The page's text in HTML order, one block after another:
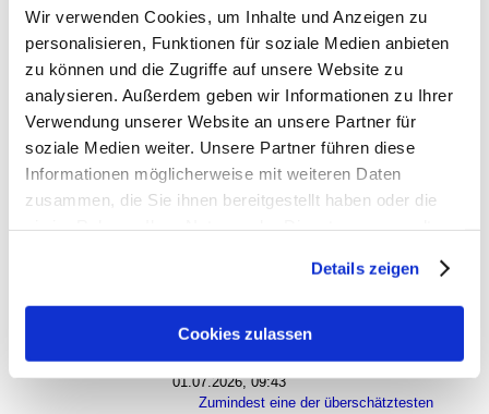
Wir verwenden Cookies, um Inhalte und Anzeigen zu
personalisieren, Funktionen für soziale Medien anbieten
zu können und die Zugriffe auf unsere Website zu
analysieren. Außerdem geben wir Informationen zu Ihrer
Verwendung unserer Website an unsere Partner für
soziale Medien weiter. Unsere Partner führen diese
Informationen möglicherweise mit weiteren Daten
zusammen, die Sie ihnen bereitgestellt haben oder die
Sie unsere Webseite weiterhin nutzen.
Details zeigen
Cookies zulassen
tomtom
30.06.2026, 09:05
"Eine der schwächsten deutschen Nationalmannschaften"
Amafan, The English,30.06.2026, 12:00
"Eine der schwächsten deutschen Nationalmannschaften"
-Kraiburger ,30.06.2026, 14:16
Zumindest eine der überschätztesten
Nationalmannschaften"
30.06.2026, 16:26
Zumindest eine der überschätztesten
Nationalmannschaften"-Nik , 30.06.2026, 16:50
Zumindest eine der überschätztesten
Zumindest eine der überschätztesten
Nationalmannschaften"-Heidelberg,
01.07.2026, 09:43
Zumindest eine der überschätztesten